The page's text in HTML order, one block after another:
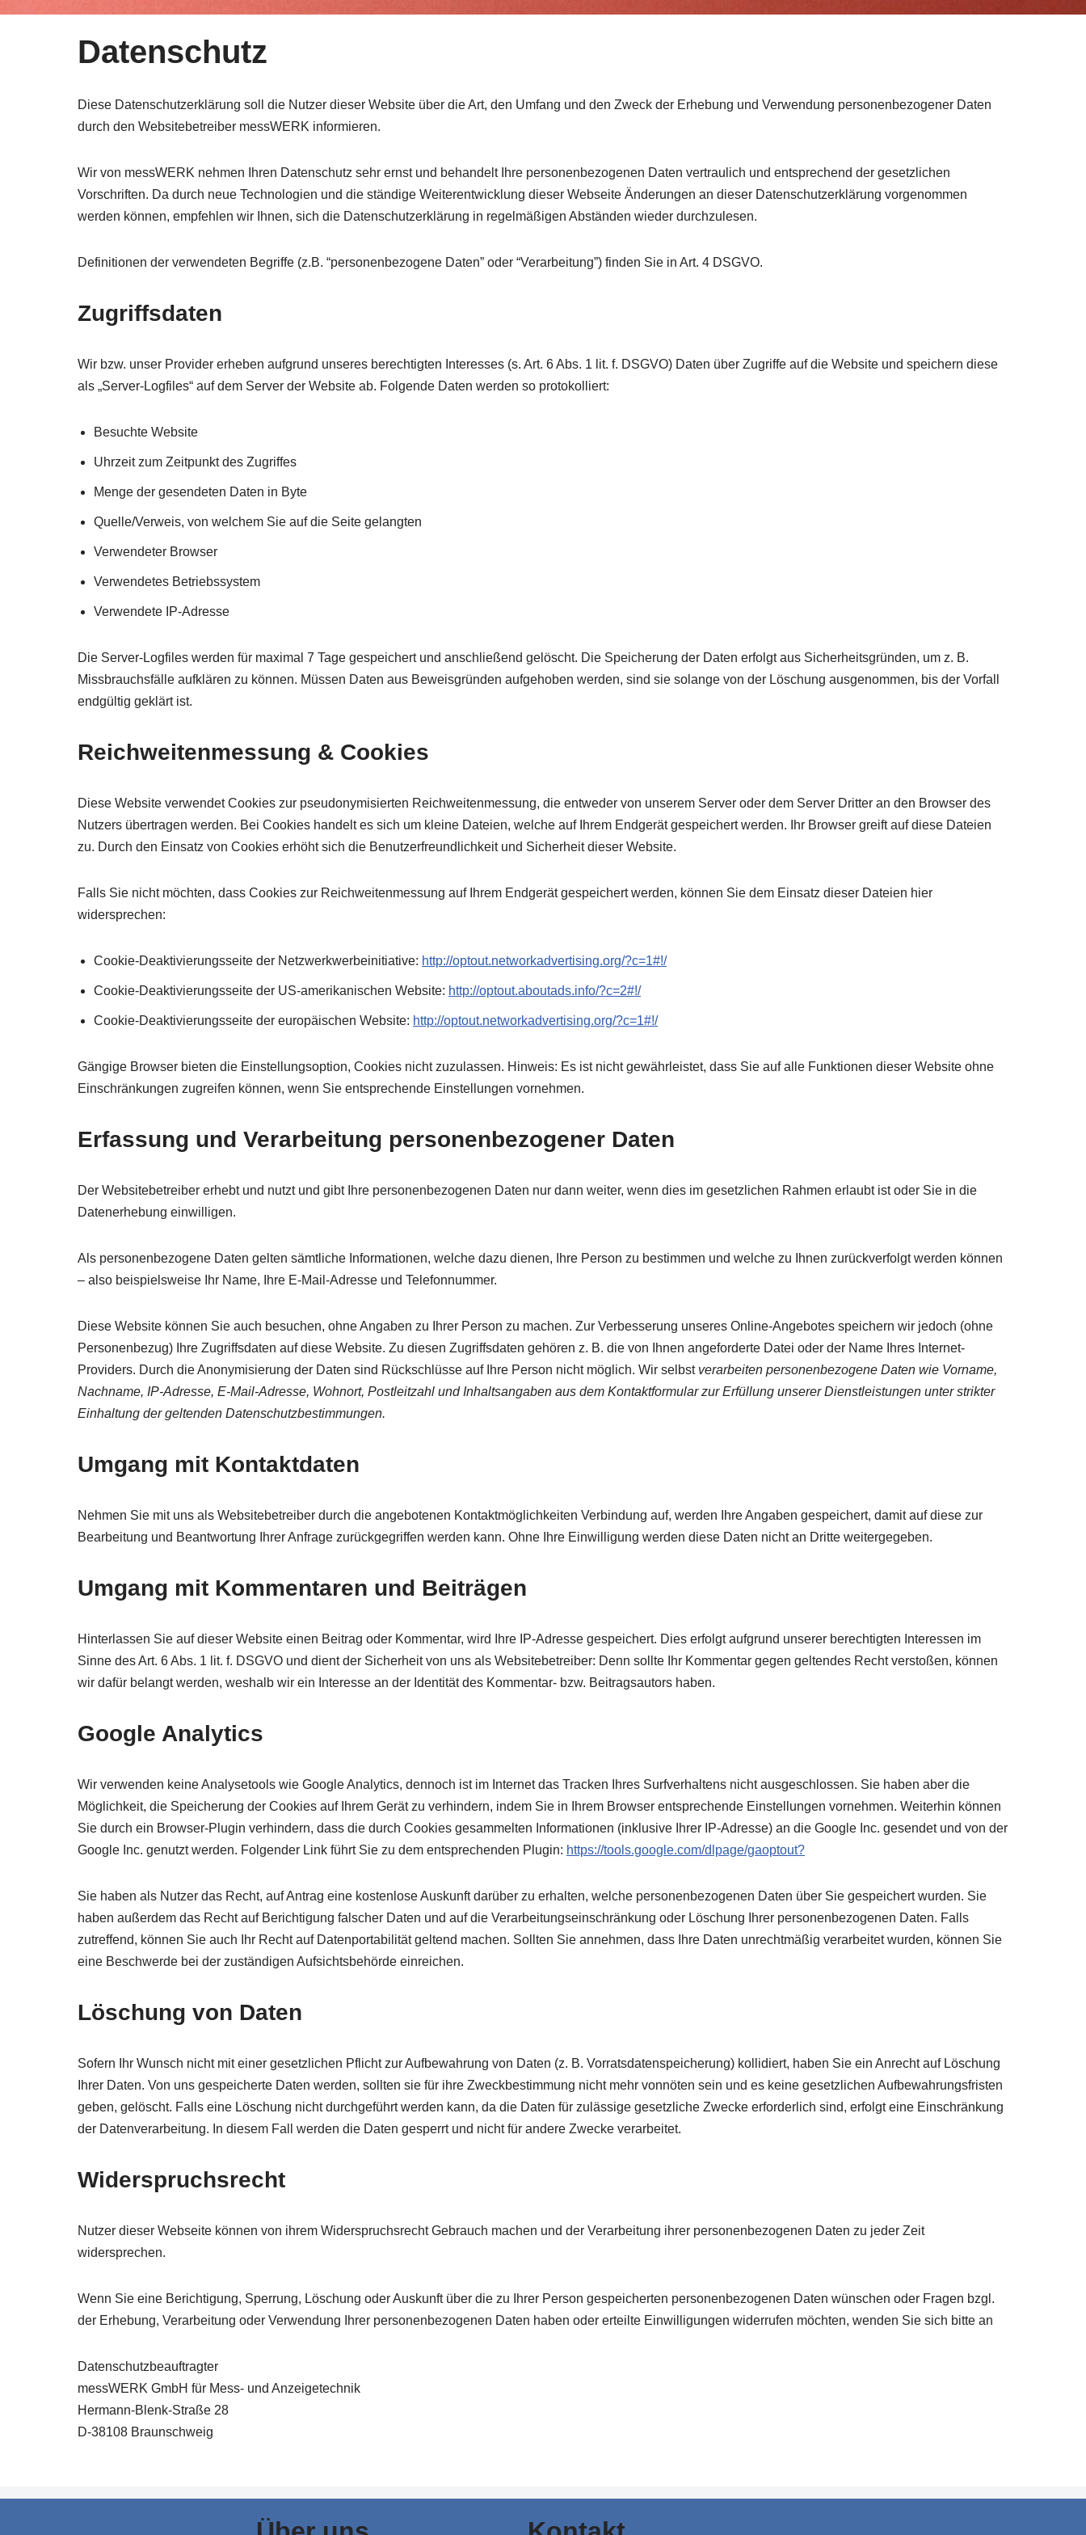
Datenschutz
Diese Datenschutzerklärung soll die Nutzer dieser Website über die Art, den Umfang und den Zweck der Erhebung und Verwendung personenbezogener Daten
durch den Websitebetreiber messWERK informieren.
Wir von messWERK nehmen Ihren Datenschutz sehr ernst und behandelt Ihre personenbezogenen Daten vertraulich und entsprechend der gesetzlichen
Vorschriften. Da durch neue Technologien und die ständige Weiterentwicklung dieser Webseite Änderungen an dieser Datenschutzerklärung vorgenommen
werden können, empfehlen wir Ihnen, sich die Datenschutzerklärung in regelmäßigen Abständen wieder durchzulesen.
Definitionen der verwendeten Begriffe (z.B. “personenbezogene Daten” oder “Verarbeitung”) finden Sie in Art. 4 DSGVO.
Zugriffsdaten
Wir bzw. unser Provider erheben aufgrund unseres berechtigten Interesses (s. Art. 6 Abs. 1 lit. f. DSGVO) Daten über Zugriffe auf die Website und speichern diese
als „Server-Logfiles“ auf dem Server der Website ab. Folgende Daten werden so protokolliert:
Besuchte Website
Uhrzeit zum Zeitpunkt des Zugriffes
Menge der gesendeten Daten in Byte
Quelle/Verweis, von welchem Sie auf die Seite gelangten
Verwendeter Browser
Verwendetes Betriebssystem
Verwendete IP-Adresse
Die Server-Logfiles werden für maximal 7 Tage gespeichert und anschließend gelöscht. Die Speicherung der Daten erfolgt aus Sicherheitsgründen, um z. B.
Missbrauchsfälle aufklären zu können. Müssen Daten aus Beweisgründen aufgehoben werden, sind sie solange von der Löschung ausgenommen, bis der Vorfall
endgültig geklärt ist.
Reichweitenmessung & Cookies
Diese Website verwendet Cookies zur pseudonymisierten Reichweitenmessung, die entweder von unserem Server oder dem Server Dritter an den Browser des
Nutzers übertragen werden. Bei Cookies handelt es sich um kleine Dateien, welche auf Ihrem Endgerät gespeichert werden. Ihr Browser greift auf diese Dateien
zu. Durch den Einsatz von Cookies erhöht sich die Benutzerfreundlichkeit und Sicherheit dieser Website.
Falls Sie nicht möchten, dass Cookies zur Reichweitenmessung auf Ihrem Endgerät gespeichert werden, können Sie dem Einsatz dieser Dateien hier
widersprechen:
Cookie-Deaktivierungsseite der Netzwerkwerbeinitiative: http://optout.networkadvertising.org/?c=1#!/
Cookie-Deaktivierungsseite der US-amerikanischen Website: http://optout.aboutads.info/?c=2#!/
Cookie-Deaktivierungsseite der europäischen Website: http://optout.networkadvertising.org/?c=1#!/
Gängige Browser bieten die Einstellungsoption, Cookies nicht zuzulassen. Hinweis: Es ist nicht gewährleistet, dass Sie auf alle Funktionen dieser Website ohne
Einschränkungen zugreifen können, wenn Sie entsprechende Einstellungen vornehmen.
Erfassung und Verarbeitung personenbezogener Daten
Der Websitebetreiber erhebt und nutzt und gibt Ihre personenbezogenen Daten nur dann weiter, wenn dies im gesetzlichen Rahmen erlaubt ist oder Sie in die
Datenerhebung einwilligen.
Als personenbezogene Daten gelten sämtliche Informationen, welche dazu dienen, Ihre Person zu bestimmen und welche zu Ihnen zurückverfolgt werden können
– also beispielsweise Ihr Name, Ihre E-Mail-Adresse und Telefonnummer.
Diese Website können Sie auch besuchen, ohne Angaben zu Ihrer Person zu machen. Zur Verbesserung unseres Online-Angebotes speichern wir jedoch (ohne
Personenbezug) Ihre Zugriffsdaten auf diese Website. Zu diesen Zugriffsdaten gehören z. B. die von Ihnen angeforderte Datei oder der Name Ihres Internet-
Providers. Durch die Anonymisierung der Daten sind Rückschlüsse auf Ihre Person nicht möglich. Wir selbst verarbeiten personenbezogene Daten wie Vorname,
Nachname, IP-Adresse, E-Mail-Adresse, Wohnort, Postleitzahl und Inhaltsangaben aus dem Kontaktformular zur Erfüllung unserer Dienstleistungen unter strikter
Einhaltung der geltenden Datenschutzbestimmungen.
Umgang mit Kontaktdaten
Nehmen Sie mit uns als Websitebetreiber durch die angebotenen Kontaktmöglichkeiten Verbindung auf, werden Ihre Angaben gespeichert, damit auf diese zur
Bearbeitung und Beantwortung Ihrer Anfrage zurückgegriffen werden kann. Ohne Ihre Einwilligung werden diese Daten nicht an Dritte weitergegeben.
Umgang mit Kommentaren und Beiträgen
Hinterlassen Sie auf dieser Website einen Beitrag oder Kommentar, wird Ihre IP-Adresse gespeichert. Dies erfolgt aufgrund unserer berechtigten Interessen im
Sinne des Art. 6 Abs. 1 lit. f. DSGVO und dient der Sicherheit von uns als Websitebetreiber: Denn sollte Ihr Kommentar gegen geltendes Recht verstoßen, können
wir dafür belangt werden, weshalb wir ein Interesse an der Identität des Kommentar- bzw. Beitragsautors haben.
Google Analytics
Wir verwenden keine Analysetools wie Google Analytics, dennoch ist im Internet das Tracken Ihres Surfverhaltens nicht ausgeschlossen. Sie haben aber die
Möglichkeit, die Speicherung der Cookies auf Ihrem Gerät zu verhindern, indem Sie in Ihrem Browser entsprechende Einstellungen vornehmen. Weiterhin können
Sie durch ein Browser-Plugin verhindern, dass die durch Cookies gesammelten Informationen (inklusive Ihrer IP-Adresse) an die Google Inc. gesendet und von der
Google Inc. genutzt werden. Folgender Link führt Sie zu dem entsprechenden Plugin: https://tools.google.com/dlpage/gaoptout?
Sie haben als Nutzer das Recht, auf Antrag eine kostenlose Auskunft darüber zu erhalten, welche personenbezogenen Daten über Sie gespeichert wurden. Sie
haben außerdem das Recht auf Berichtigung falscher Daten und auf die Verarbeitungseinschränkung oder Löschung Ihrer personenbezogenen Daten. Falls
zutreffend, können Sie auch Ihr Recht auf Datenportabilität geltend machen. Sollten Sie annehmen, dass Ihre Daten unrechtmäßig verarbeitet wurden, können Sie
eine Beschwerde bei der zuständigen Aufsichtsbehörde einreichen.
Löschung von Daten
Sofern Ihr Wunsch nicht mit einer gesetzlichen Pflicht zur Aufbewahrung von Daten (z. B. Vorratsdatenspeicherung) kollidiert, haben Sie ein Anrecht auf Löschung
Ihrer Daten. Von uns gespeicherte Daten werden, sollten sie für ihre Zweckbestimmung nicht mehr vonnöten sein und es keine gesetzlichen Aufbewahrungsfristen
geben, gelöscht. Falls eine Löschung nicht durchgeführt werden kann, da die Daten für zulässige gesetzliche Zwecke erforderlich sind, erfolgt eine Einschränkung
der Datenverarbeitung. In diesem Fall werden die Daten gesperrt und nicht für andere Zwecke verarbeitet.
Widerspruchsrecht
Nutzer dieser Webseite können von ihrem Widerspruchsrecht Gebrauch machen und der Verarbeitung ihrer personenbezogenen Daten zu jeder Zeit
widersprechen.
Wenn Sie eine Berichtigung, Sperrung, Löschung oder Auskunft über die zu Ihrer Person gespeicherten personenbezogenen Daten wünschen oder Fragen bzgl.
der Erhebung, Verarbeitung oder Verwendung Ihrer personenbezogenen Daten haben oder erteilte Einwilligungen widerrufen möchten, wenden Sie sich bitte an
Datenschutzbeauftragter
messWERK GmbH für Mess- und Anzeigetechnik
Hermann-Blenk-Straße 28
D-38108 Braunschweig